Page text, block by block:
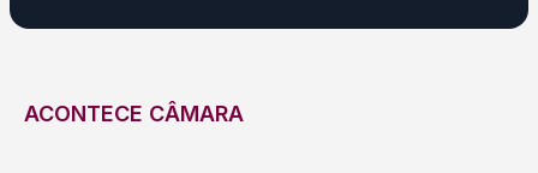
ACONTECE CÂMARA